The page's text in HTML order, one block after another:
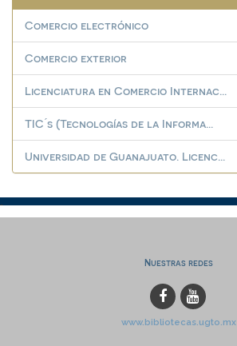
Comercio electrónico
Comercio exterior
Licenciatura en Comercio Internac...
TIC ́s (Tecnologías de la Informa...
Universidad de Guanajuato. Licenc...
Nuestras redes
www.bibliotecas.ugto.mx